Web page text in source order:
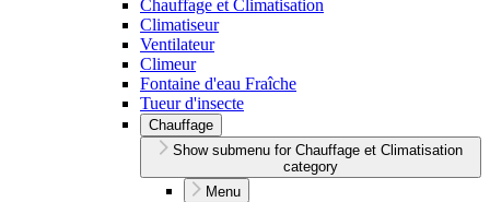
Chauffage et Climatisation
Climatiseur
Ventilateur
Climeur
Fontaine d'eau Fraîche
Tueur d'insecte
Chauffage
Show submenu for Chauffage et Climatisation
category
Menu